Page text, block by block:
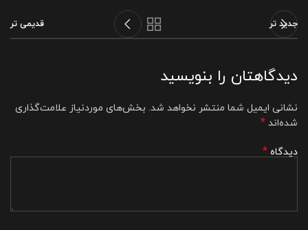
جدید تر قدیمی تر
دیدگاهتان را بنویسید
نشانی ایمیل شما منتشر نخواهد شد. بخش‌های موردنیاز علامت‌گذاری
شده‌اند *
دیدگاه *